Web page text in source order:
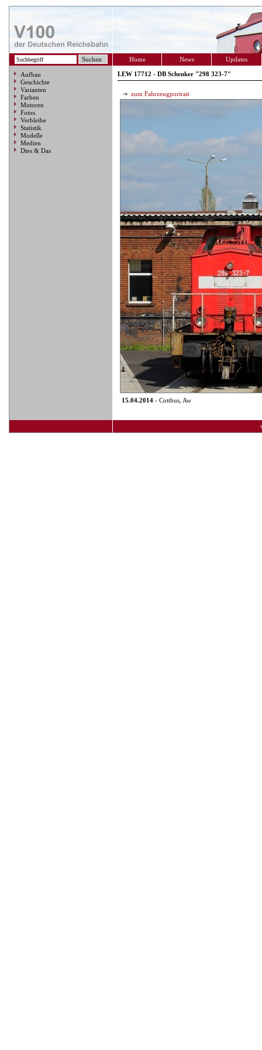
Home News Updates
Aufbau
Geschichte
Varianten
Farben
Motoren
Fotos
Verbleibe
Statistik
Modelle
Medien
Dies & Das
LEW 17712 - DB Schenker "298 323-7"
zum Fahrzeugportrait
15.04.2014 - Cottbus, Aw